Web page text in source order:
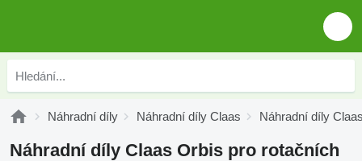
Náhradní díly Náhradní díly Claas Náhradní díly
Náhradní díly Claas Orbis pro rotačních